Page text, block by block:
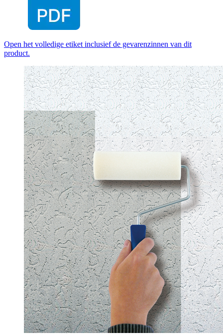
Open het volledige etiket inclusief de gevarenzinnen van dit
product.